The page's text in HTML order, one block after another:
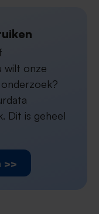
wilt onze
Dit is geheel
>>